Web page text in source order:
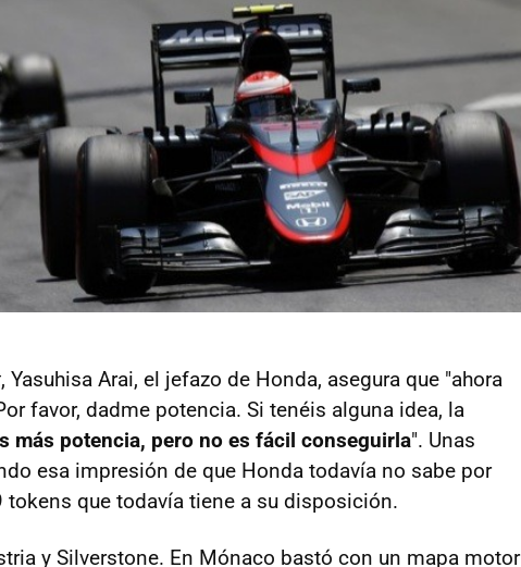
, Yasuhisa Arai, el jefazo de Honda, asegura que "ahora
favor, dadme potencia. Si tenéis alguna idea, la
más potencia, pero no es fácil conseguirla". Unas
esa impresión de que Honda todavía no sabe por
tokens que todavía tiene a su disposición.
y Silverstone. En Mónaco bastó con un mapa motor